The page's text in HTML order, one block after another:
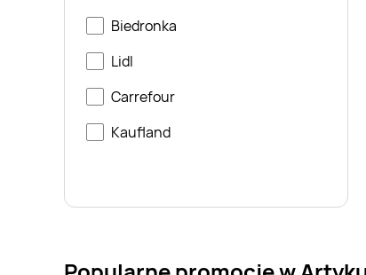
Biedronka
Lidl
Carrefour
Kaufland